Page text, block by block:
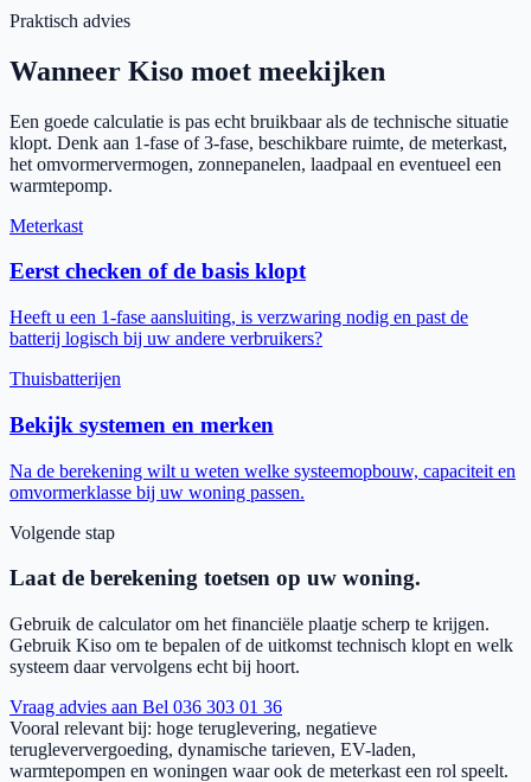
Praktisch advies
Wanneer Kiso moet meekijken
Een goede calculatie is pas echt bruikbaar als de technische situatie
klopt. Denk aan 1-fase of 3-fase, beschikbare ruimte, de meterkast,
het omvormervermogen, zonnepanelen, laadpaal en eventueel een
warmtepomp.
Meterkast
Eerst checken of de basis klopt
Heeft u een 1-fase aansluiting, is verzwaring nodig en past de
batterij logisch bij uw andere verbruikers?
Thuisbatterijen
Bekijk systemen en merken
Na de berekening wilt u weten welke systeemopbouw, capaciteit en
omvormerklasse bij uw woning passen.
Volgende stap
Laat de berekening toetsen op uw woning.
Gebruik de calculator om het financiële plaatje scherp te krijgen.
Gebruik Kiso om te bepalen of de uitkomst technisch klopt en welk
systeem daar vervolgens echt bij hoort.
Vraag advies aan Bel 036 303 01 36
Vooral relevant bij: hoge teruglevering, negatieve
terugleververgoeding, dynamische tarieven, EV-laden,
warmtepompen en woningen waar ook de meterkast een rol speelt.